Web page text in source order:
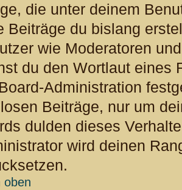
die unter deinem
Beiträge du bislang
wie Moderatoren
du den Wortlaut eines
Administration
Beiträge, nur um
dulden dieses
wird deinen
oben